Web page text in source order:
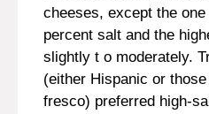
cheeses, except the
percent salt and the
slightly t o moderately.
(either Hispanic or
fresco) preferred high-